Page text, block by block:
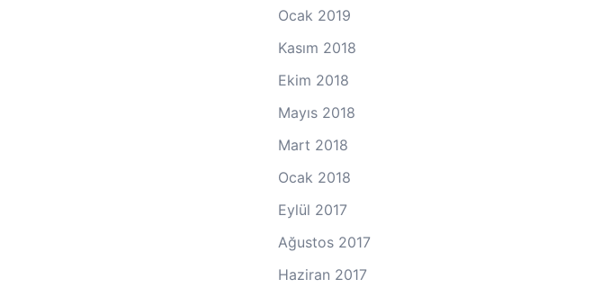
Ocak 2019
Kasım 2018
Ekim 2018
Mayıs 2018
Mart 2018
Ocak 2018
Eylül 2017
Ağustos 2017
Haziran 2017